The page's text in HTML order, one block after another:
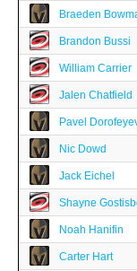
Braeden
Brandon Bussi
William Carrier
Jalen Chatfield
Pavel
Nic Dowd
Jack Eichel
Shayne
Noah Hanifin
Carter Hart